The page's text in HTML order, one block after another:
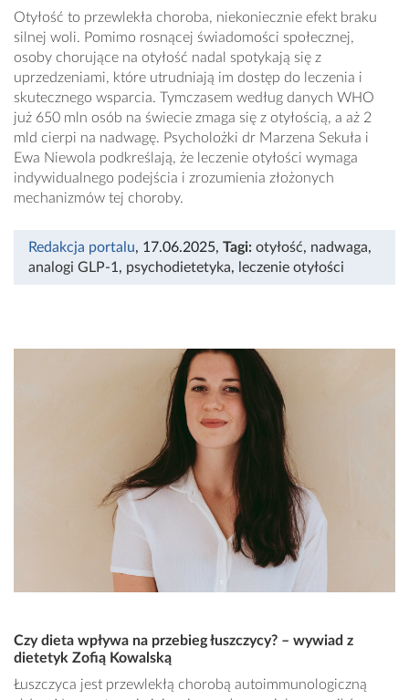
Otyłość to przewlekła choroba, niekoniecznie efekt braku
silnej woli. Pomimo rosnącej świadomości społecznej,
osoby chorujące na otyłość nadal spotykają się z
uprzedzeniami, które utrudniają im dostęp do leczenia i
skutecznego wsparcia. Tymczasem według danych WHO
już 650 mln osób na świecie zmaga się z otyłością, a aż 2
mld cierpi na nadwagę. Psycholożki dr Marzena Sekuła i
Ewa Niewola podkreślają, że leczenie otyłości wymaga
indywidualnego podejścia i zrozumienia złożonych
mechanizmów tej choroby.
Redakcja portalu, 17.06.2025, Tagi: otyłość, nadwaga,
analogi GLP-1 , psychodietetyka, leczenie otyłości
Czy dieta wpływa na przebieg łuszczycy? – wywiad z
dietetyk Zofią Kowalską
Łuszczyca jest przewlekłą chorobą autoimmunologiczną